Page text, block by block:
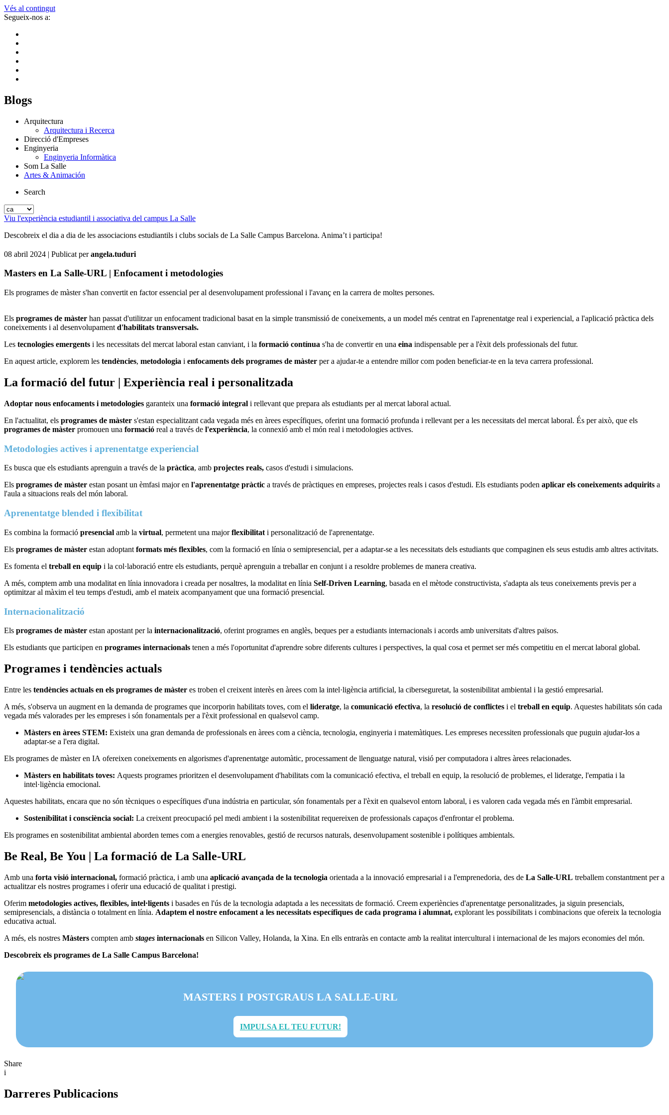
Vés al contingut
Segueix-nos a:
Blogs
Arquitectura
Arquitectura i Recerca
Direcció d'Empreses
Enginyeria
Enginyeria Informàtica
Som La Salle
Artes & Animación
Search
Viu l'experiència estudiantil i associativa del campus La Salle
Descobreix el dia a dia de les associacions estudiantils i clubs socials de La Salle Campus Barcelona. Anima’t i participa!
08 abril 2024 | Publicat perangela.tuduri
Masters en La Salle-URL | Enfocament i metodologies
Els programes de màster s'han convertit en factor essencial per al desenvolupament professional i l'avanç en la carrera de moltes persones.
Els programes de màster han passat d'utilitzar un enfocament tradicional basat en la simple transmissió de coneixements, a un model més centrat en l'aprenentatge real i experiencial, a l'aplicació pràctica dels
coneixements i al desenvolupament d'habilitats transversals.
Les tecnologies emergents i les necessitats del mercat laboral estan canviant, i la formació contínua s'ha de convertir en una eina indispensable per a l'èxit dels professionals del futur.
En aquest article, explorem les tendències, metodologia i enfocaments dels programes de màster per a ajudar-te a entendre millor com poden beneficiar-te en la teva carrera professional.
La formació del futur | Experiència real i personalitzada
Adoptar nous enfocaments i metodologies garanteix una formació integral i rellevant que prepara als estudiants per al mercat laboral actual.
En l'actualitat, els programes de màster s'estan especialitzant cada vegada més en àrees específiques, oferint una formació profunda i rellevant per a les necessitats del mercat laboral. És per això, que els
programes de màster promouen una formació real a través de l'experiència, la connexió amb el món real i metodologies actives.
Metodologies actives i aprenentatge experiencial
Es busca que els estudiants aprenguin a través de la pràctica, amb projectes reals, casos d'estudi i simulacions.
Els programes de màster estan posant un èmfasi major en l'aprenentatge pràctic a través de pràctiques en empreses, projectes reals i casos d'estudi. Els estudiants poden aplicar els coneixements adquirits a
l'aula a situacions reals del món laboral.
Aprenentatge blended i flexibilitat
Es combina la formació presencial amb la virtual, permetent una majorflexibilitat i personalització de l'aprenentatge.
Els programes de màster estan adoptant formats més flexibles, com la formació en línia o semipresencial, per a adaptar-se a les necessitats dels estudiants que compaginen els seus estudis amb altres activitats.
Es fomenta el treball en equip i la col·laboració entre els estudiants, perquè aprenguin a treballar en conjunt i a resoldre problemes de manera creativa.
A més, comptem amb una modalitat en línia innovadora i creada per nosaltres, la modalitat en línia Self-Driven Learning, basada en el mètode constructivista, s'adapta als teus coneixements previs per a
optimitzar al màxim el teu temps d'estudi, amb el mateix acompanyament que una formació presencial.
Internacionalització
Els programes de màster estan apostant per la internacionalització, oferint programes en anglès, beques per a estudiants internacionals i acords amb universitats d'altres països.
Els estudiants que participen en programes internacionals tenen a més l'oportunitat d'aprendre sobre diferents cultures i perspectives, la qual cosa et permet ser més competitiu en el mercat laboral global.
Programes i tendències actuals
Entre les tendències actuals en els programes de màster es troben el creixent interès en àrees com la intel·ligència artificial, la ciberseguretat, la sostenibilitat ambiental i la gestió empresarial.
A més, s'observa un augment en la demanda de programes que incorporin habilitats toves, com el lideratge, la comunicació efectiva, la resolució de conflictes i el treball en equip. Aquestes habilitats són cada
vegada més valorades per les empreses i són fonamentals per a l'èxit professional en qualsevol camp.
Màsters en àrees STEM: Existeix una gran demanda de professionals en àrees com a ciència, tecnologia, enginyeria i matemàtiques. Les empreses necessiten professionals que puguin ajudar-los a
adaptar-se a l'era digital.
Els programes de màster en IA ofereixen coneixements en algorismes d'aprenentatge automàtic, processament de llenguatge natural, visió per computadora i altres àrees relacionades.
Màsters en habilitats toves: Aquests programes prioritzen el desenvolupament d'habilitats com la comunicació efectiva, el treball en equip, la resolució de problemes, el lideratge, l'empatia i la
intel·ligència emocional.
Aquestes habilitats, encara que no són tècniques o específiques d'una indústria en particular, són fonamentals per a l'èxit en qualsevol entorn laboral, i es valoren cada vegada més en l'àmbit empresarial.
Sostenibilitat i consciència social: La creixent preocupació pel medi ambient i la sostenibilitat requereixen de professionals capaços d'enfrontar el problema.
Els programes en sostenibilitat ambiental aborden temes com a energies renovables, gestió de recursos naturals, desenvolupament sostenible i polítiques ambientals.
Be Real, Be You | La formació de La Salle-URL
Amb una forta visió internacional, formació pràctica, i amb una aplicació avançada de la tecnologia orientada a la innovació empresarial i a l'emprenedoria, des de La Salle-URL treballem constantment per a
actualitzar els nostres programes i oferir una educació de qualitat i prestigi.
Oferim metodologies actives, flexibles, intel·ligents i basades en l'ús de la tecnologia adaptada a les necessitats de formació. Creem experiències d'aprenentatge personalitzades, ja siguin presencials,
semipresencials, a distància o totalment en línia. Adaptem el nostre enfocament a les necessitats específiques de cada programa i alumnat, explorant les possibilitats i combinacions que ofereix la tecnologia
educativa actual.
A més, els nostres Màsters compten amb stages internacionals en Silicon Valley, Holanda, la Xina. En ells entraràs en contacte amb la realitat intercultural i internacional de les majors economies del món.
Descobreix els programes de La Salle Campus Barcelona!
MASTERS I POSTGRAUS LA SALLE-URL
IMPULSA EL TEU FUTUR!
Share
i
Darreres Publicacions